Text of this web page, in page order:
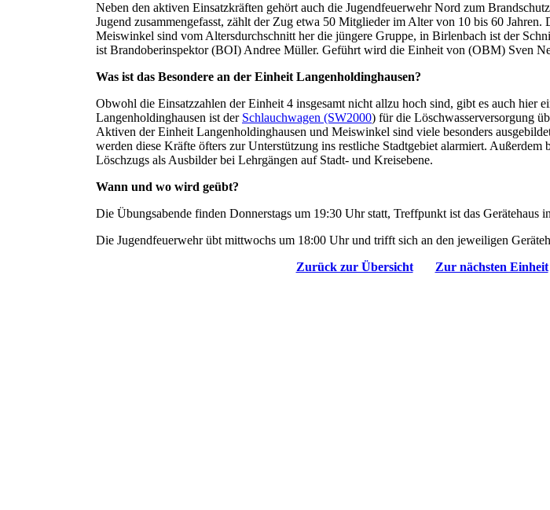
Neben den aktiven Einsatzkräften gehört auch die Jugendfeuerwehr Nord zum
Jugend zusammengefasst, zählt der Zug etwa 50 Mitglieder im Alter von 10 bis 60
Meiswinkel sind vom Altersdurchschnitt her die jüngere Gruppe, in Birlenbach ist der
ist Brandoberinspektor (BOI) Andree Müller. Geführt wird die Einheit von (OBM) Sven
Was ist das Besondere an der Einheit Langenholdinghausen?
Obwohl die Einsatzzahlen der Einheit 4 insgesamt nicht allzu hoch sind, gibt es auch hier
Langenholdinghausen ist der Schlauchwagen (SW2000) für die Löschwasserversorgung
Aktiven der Einheit Langenholdinghausen und Meiswinkel sind viele besonders
werden diese Kräfte öfters zur Unterstützung ins restliche Stadtgebiet alarmiert.
Löschzugs als Ausbilder bei Lehrgängen auf Stadt- und Kreisebene.
Wann und wo wird geübt?
Die Übungsabende finden Donnerstags um 19:30 Uhr statt, Treffpunkt ist das Gerätehaus in
Die Jugendfeuerwehr übt mittwochs um 18:00 Uhr und trifft sich an den jeweiligen
Zurück zur Übersicht
Zur nächsten Einheit